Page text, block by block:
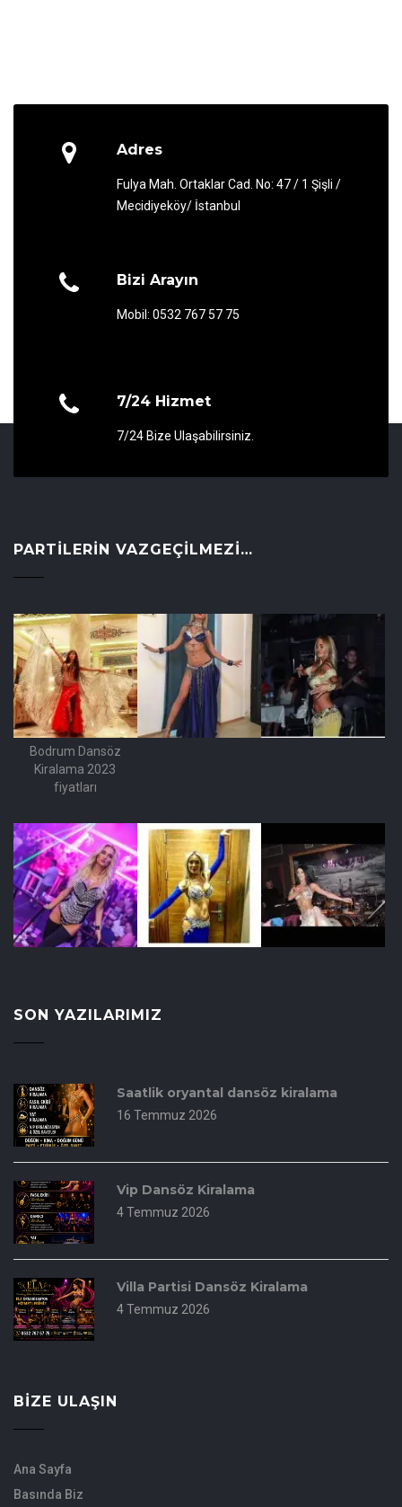
Adres
Fulya Mah. Ortaklar Cad. No: 47 / 1 Şişli /
Mecidiyeköy/ İstanbul
Bizi Arayın
Mobil: 0532 767 57 75
7/24 Hizmet
7/24 Bize Ulaşabilirsiniz.
PARTILERIN VAZGEÇILMEZI…
Bodrum Dansöz
Kiralama 2023
fiyatları
SON YAZILARIMIZ
Saatlik oryantal dansöz kiralama
16 Temmuz 2026
Vip Dansöz Kiralama
4 Temmuz 2026
Villa Partisi Dansöz Kiralama
4 Temmuz 2026
BIZE ULAŞIN
Ana Sayfa
Basında Biz